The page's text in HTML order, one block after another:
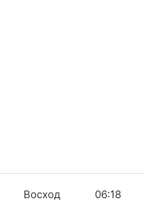
Восход
06:18